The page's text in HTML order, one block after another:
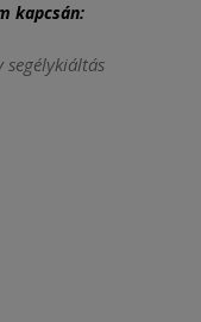
kapcsán:
segélykiáltás